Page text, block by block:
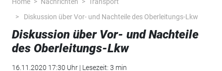
Diskussion über Vor- und Nachteile des Oberleitungs-Lkw
Diskussion über Vor- und Nachteile
des Oberleitungs-Lkw
16.11.2020 17:30 Uhr | Lesezeit: 3 min